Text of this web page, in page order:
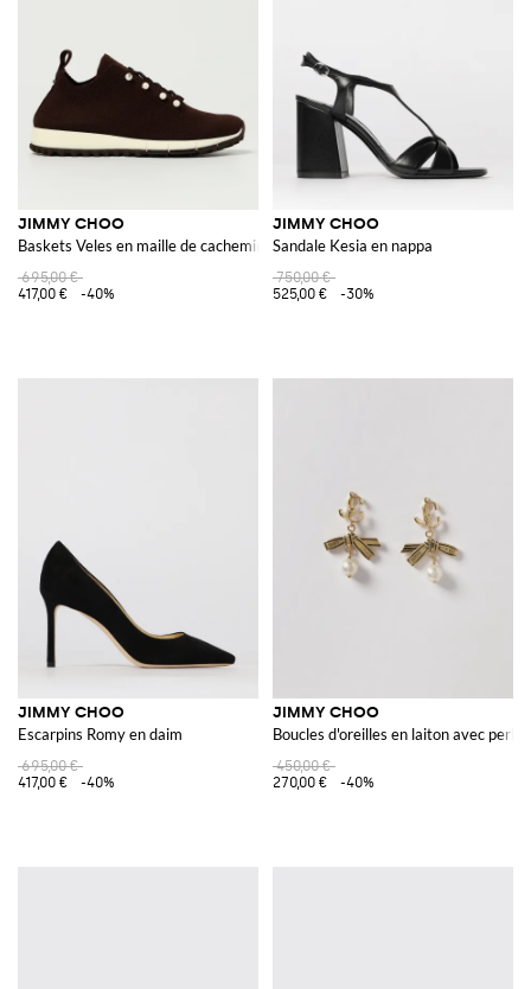
JIMMY CHOO
Baskets Veles en maille de cachemire
695,00 €
417,00 €
-40%
JIMMY CHOO
Sandale Kesia en nappa
750,00 €
525,00 €
-30%
JIMMY CHOO
Escarpins Romy en daim
695,00 €
417,00 €
-40%
JIMMY CHOO
Boucles d'oreilles en laiton avec
450,00 €
270,00 €
-40%